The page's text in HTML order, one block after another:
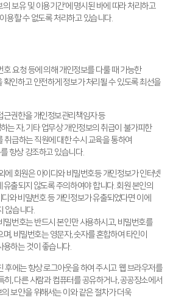
보유 및 이용기간'에 명시된 바에 따라 처리하고
용할 수 없도록 처리하고 있습니다.
요청 등에 의해 개인정보를 다룰 때 가능한
확인하고 안전하게 정보가 처리될 수 있도록 최선을
근권한을 개인정보관리책임자 등
는 자, 기타 업무상 개인정보의 취급이 불가피한
취급하는 직원에 대한 수시 교육을 통하여
항상 강조하고 있습니다.
에 회원은 아이디와 비밀번호등 개인정보가 인터넷
출되지 않도록 주의하여야 합니다. 회원 본인의
와 비밀번호 등 개인정보가 유출되었다면 이에
않습니다.
밀번호는 반드시 본인만 사용하시고, 비밀번호를
, 비밀번호는 영문자, 숫자를 혼합하여 타인이
하는 것이 좋습니다.
후에는 항상 로그아웃을 하여 주시고 웹 브라우저를
히, 다른 사람과 컴퓨터를 공유하거나, 공공장소에서
보안을 위해서는 이와 같은 절차가 더욱